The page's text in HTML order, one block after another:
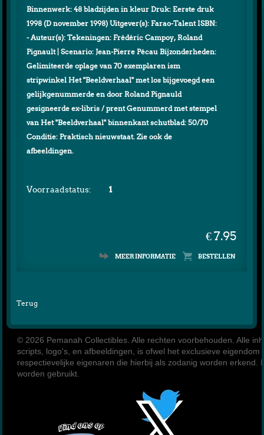
€ 7.95
Binnenwerk: 48 bladzijden in kleur Druk: Eerste druk
1998 (D november 1998) Uitgever(s): Farao-Talent ISBN:
- Auteur(s): Tekeningen: Frédéric Campoy, Roland
Pignault | Scenario: Jean-Pierre Pécau Bijzonderheden:
Gelimiteerde oplage van 70 exemplaren ism
stripwinkel Het "Beeldverhaal" met los bijgevoegd een
gelijkgenummerde en door Roland Pignauld
gesigneerde ex-libris / prent Genummerd met stempel
van Het "Beeldverhaal" binnenkant schutblad: 50/70
Conditie: Praktisch nieuwstaat. Zie ook de
afbeeldingen.
Voorraadstatus: 1
MEER INFORMATIE
Terug
© 2026 Pemanah Collectibles. Alle rechten voorbehouden. Alle
scripts, logo's, en afbeeldingen, is ofwel het exclusieve
respectievelijke eigenaren die hierbij als zodanig worden